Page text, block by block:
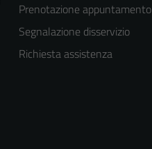
Prenotazione appuntamento
Segnalazione disservizio
Richiesta assistenza